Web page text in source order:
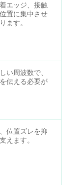
エッジ、接触
置に集中させ
ます。
い周波数で、
伝える必要が
位置ズレを抑
えます。